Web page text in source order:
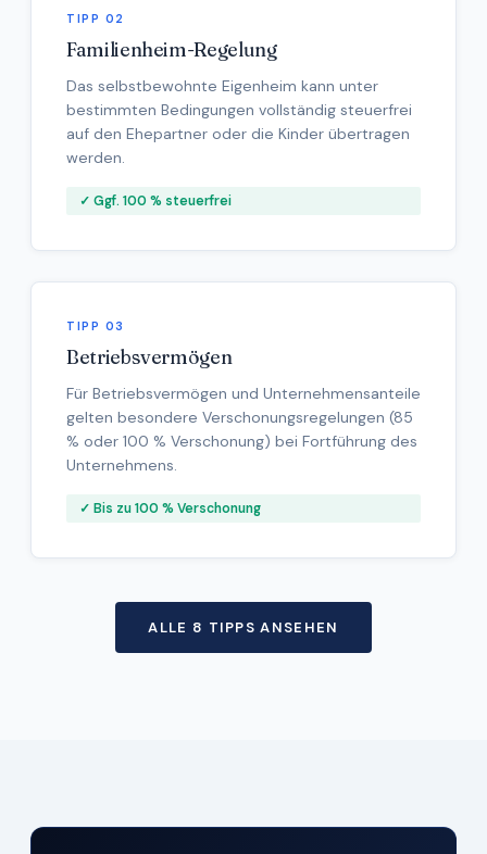
TIPP 02
Familienheim-Regelung
Das selbstbewohnte Eigenheim kann unter
bestimmten Bedingungen vollständig steuerfrei
auf den Ehepartner oder die Kinder übertragen
werden.
✓ Ggf. 100 % steuerfrei
TIPP 03
Betriebsvermögen
Für Betriebsvermögen und Unternehmensanteile
gelten besondere Verschonungsregelungen (85
% oder 100 % Verschonung) bei Fortführung des
Unternehmens.
✓ Bis zu 100 % Verschonung
ALLE 8 TIPPS ANSEHEN